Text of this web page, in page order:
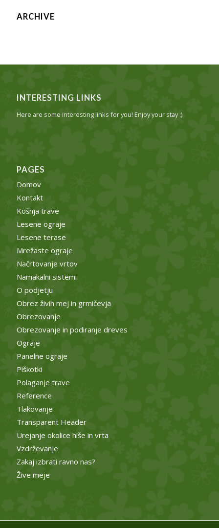
ARCHIVE
INTERESTING LINKS
Here are some interesting links for you! Enjoy your stay :)
PAGES
Domov
Kontakt
Košnja trave
Lesene ograje
Lesene terase
Mrežaste ograje
Načrtovanje vrtov
Namakalni sistemi
O podjetju
Obrez živih mej in grmičevja
Obrezovanje
Obrezovanje in podiranje dreves
Ograje
Panelne ograje
Piškotki
Polaganje trave
Reference
Tlakovanje
Transparent Header
Urejanje okolice hiše in vrta
Vzdrževanje
Zakaj izbrati ravno nas?
Žive meje